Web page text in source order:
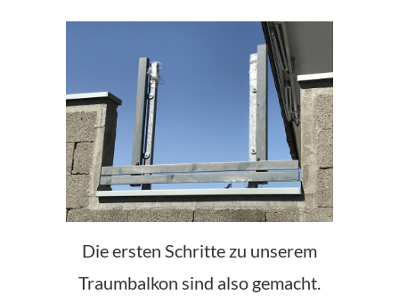
Die ersten Schritte zu unserem
Traumbalkon sind also gemacht.